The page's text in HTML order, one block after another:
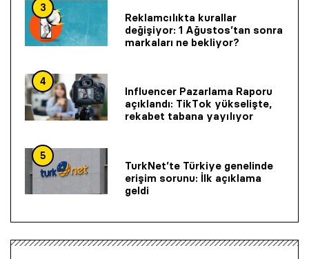
3
Reklamcılıkta kurallar
değişiyor: 1 Ağustos’tan sonra
markaları ne bekliyor?
4
Influencer Pazarlama Raporu
açıklandı: TikTok yükselişte,
rekabet tabana yayılıyor
5
TurkNet’te Türkiye genelinde
erişim sorunu: İlk açıklama
geldi